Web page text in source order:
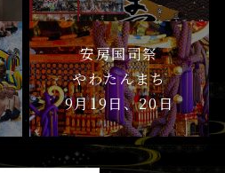
安房国司祭
やわたんまち
9月19日、20日